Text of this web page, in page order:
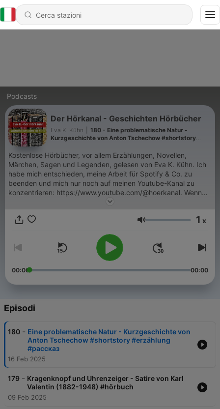
Podcasts
Der Hörkanal - Geschichten Hörbücher
Eva K. Kühn
180 - Eine problematische Natur -
Kurzgeschichte von Anton Tschechow #shortstory
Kostenlose Hörbücher, vor allem Erzählungen, Novellen,
Märchen, Sagen und Legenden, gelesen von Eva K. Kühn. Ich
habe mich entschieden, meine Arbeit für Spotify & Co. zu
beenden und mich nur noch auf meinen Youtube-Kanal zu
konzentrieren: https://www.youtube.com/@hoerkanal. Wenn
Du das Podcast-Format lieber magst, kannst Du mich auf
Unterstützung bis hierher. Eva Meine Hörbücher auf LibriVox:
Volume 1 x
00:00 00:00
Episodi
180 - Eine problematische Natur - Kurzgeschichte von
Anton Tschechow #shortstory #erzählung
#рассказ
16 Feb 2025
179 - Kragenknopf und Uhrenzeiger - Satire von Karl
Valentin (1882-1948) #hörbuch
09 Feb 2025